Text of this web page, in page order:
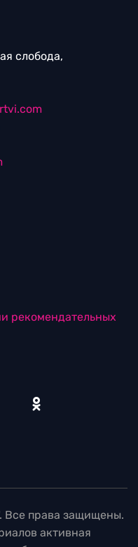
слобода,
рекомендательных
права защищены.
активная